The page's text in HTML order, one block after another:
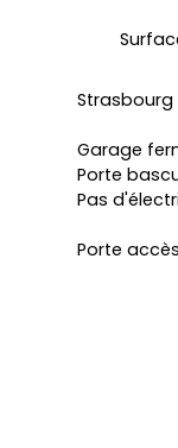
Strasbourg
Garage
Porte
Pas
Porte